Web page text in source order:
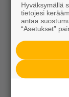
Hyväksymällä
tietojesi
antaa
“Asetukset”